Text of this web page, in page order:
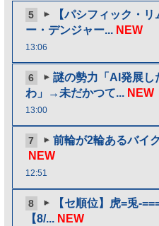
5
【パシフィック・
ー・デンジャー... NEW
13:06
6
謎の勢力「AI発展し
わ」→未だかつて... NEW
13:00
7
前輪が2輪あるバイ
NEW
12:51
8
【セ順位】虎=兎-
【8/... NEW